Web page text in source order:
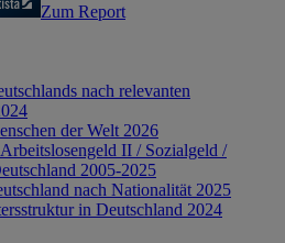
Zum Report
nach relevanten
der Welt 2026
II / Sozialgeld /
2005-2025
nach Nationalität 2025
in Deutschland 2024